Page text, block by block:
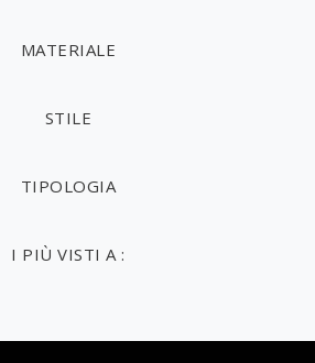
MATERIALE
STILE
TIPOLOGIA
I PIÙ VISTI A :